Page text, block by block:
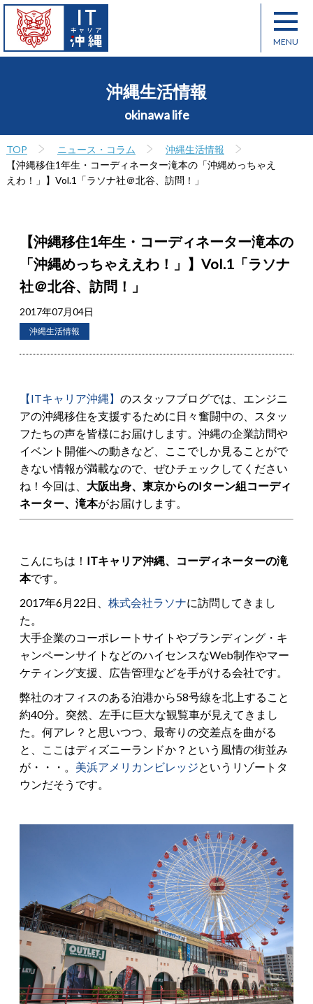
沖縄生活情報
okinawa life
TOP ニュース・コラム
沖縄生活情報
【沖縄移住1年生・コーディネーター滝本の「沖縄めっちゃえ
えわ！」】Vol.1「ラソナ社＠北谷、訪問！」
【沖縄移住1年生・コーディネーター滝本の
「沖縄めっちゃええわ！」】Vol.1「ラソナ
社＠北谷、訪問！」
2017年07月04日
沖縄生活情報
【ITキャリア沖縄】 のスタッフブログでは、エンジニ
アの沖縄移住を支援するために日々奮闘中の、スタッ
フたちの声を皆様にお届けします。沖縄の企業訪問や
イベント開催への動きなど、ここでしか見ることがで
きない情報が満載なので、ぜひチェックしてください
ね！今回は、 大阪出身、東京からのIターン組コーディ
ネーター、滝本がお届けします。
こんにちは！ ITキャリア沖縄、コーディネーターの滝
本です。
2017年6月22日、 株式会社ラソナに訪問してきまし
た。
大手企業のコーポレートサイトやブランディング・キ
ャンペーンサイトなどのハイセンスなWeb制作やマー
ケティング支援、広告管理などを手がける会社です。
弊社のオフィスのある泊港から58号線を北上すること
約40分。突然、左手に巨大な観覧車が見えてきまし
た。何アレ？と思いつつ、最寄りの交差点を曲がる
と、ここはディズニーランドか？という風情の街並み
が・・・。 美浜アメリカンビレッジというリゾートタ
ウンだそうです。